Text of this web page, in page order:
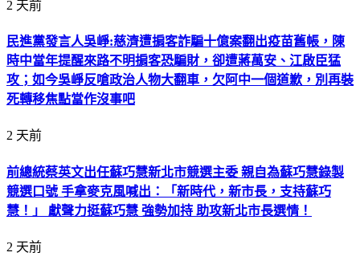
2 天前
民進黨發言人吳崢:慈濟遭掮客詐騙十億案翻出疫苗舊帳，陳
時中當年提醒來路不明掮客恐騙財，卻遭蔣萬安、江啟臣猛
攻；如今吳崢反嗆政治人物大翻車，欠阿中一個道歉，別再裝
死轉移焦點當作沒事吧
2 天前
前總統蔡英文出任蘇巧慧新北市競選主委 親自為蘇巧慧錄製
競選口號 手拿麥克風喊出：「新時代，新市長，支持蘇巧
慧！」 獻聲力挺蘇巧慧 強勢加持 助攻新北市長選情！
2 天前